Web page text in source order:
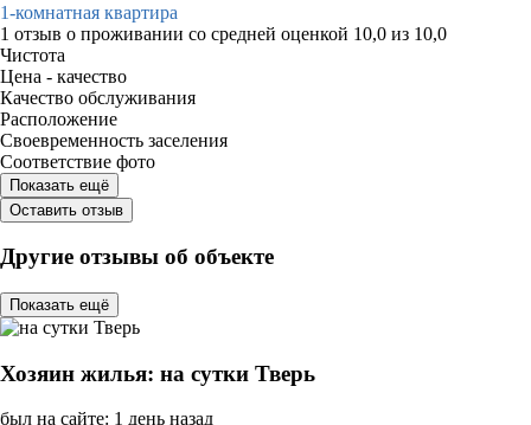
1-комнатная квартира
1 отзыв о проживании со средней оценкой 10,0 из 10,0
Чистота
Цена - качество
Качество обслуживания
Расположение
Своевременность заселения
Соответствие фото
Показать ещё
Оставить отзыв
Другие отзывы об объекте
Показать ещё
Хозяин жилья: на сутки Тверь
был на сайте: 1 день назад